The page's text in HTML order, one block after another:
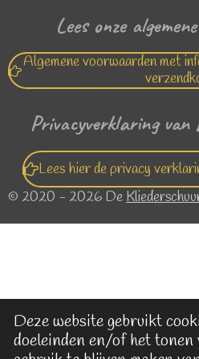
Deze website gebruikt
doeleinden en/of het
Lees onze
Algemene voorwaarden met
Privacyverklaring
Lees hier de privacy
© 2020 - 2026 De